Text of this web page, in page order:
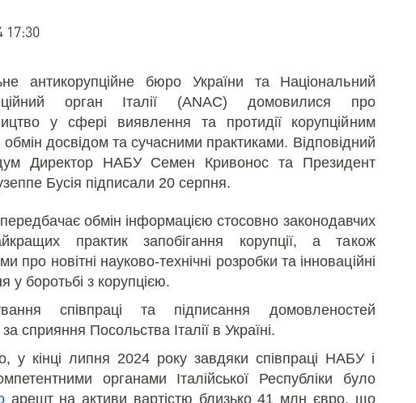
17:30
антикорупційне бюро України та Національний
орган Італії (ANAC) домовилися про
у сфері виявлення та протидії корупційним
досвідом та сучасними практиками. Відповідний
Директор НАБУ Семен Кривонос та Президент
Бусія підписали 20 серпня.
обмін інформацією стосовно законодавчих
практик запобігання корупції, а також
про новітні науково-технічні розробки та інноваційні
у боротьбі з корупцією.
співпраці та підписання домовленостей
сприяння Посольства Італії в Україні.
у кінці липня 2024 року завдяки співпраці НАБУ і
органами Італійської Республіки було
арешт на активи вартістю близько 41 млн євро, що